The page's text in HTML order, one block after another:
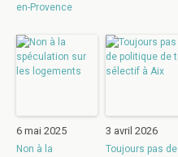
en-Provence
6 mai 2025
Non à la
3 avril 2026
Toujours pas de